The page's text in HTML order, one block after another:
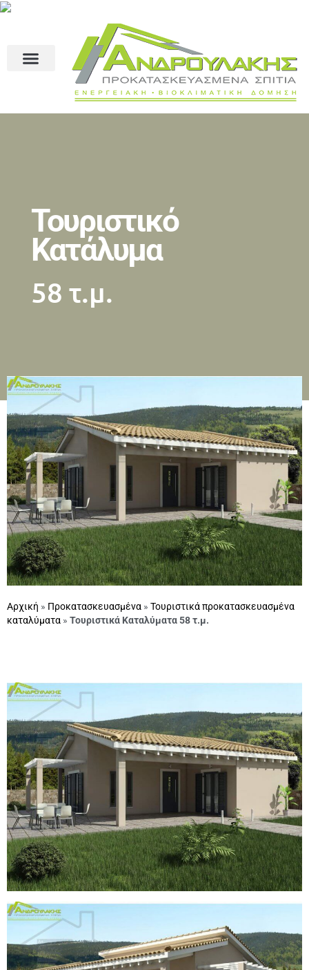
Τουριστικό
Κατάλυμα
58 τ.μ.
Αρχική » Προκατασκευασμένα » Τουριστικά προκατασκευασμένα
καταλύματα » Τουριστικά Καταλύματα 58 τ.μ.